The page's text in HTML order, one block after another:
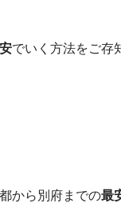
でいく方法をご存
から別府までの最